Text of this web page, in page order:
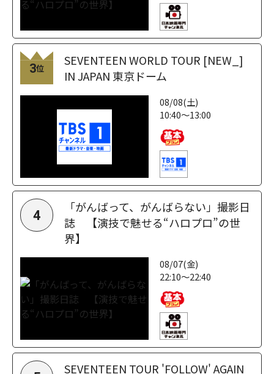
3位
SEVENTEEN WORLD TOUR [NEW_]
IN JAPAN 東京ドーム
08/08(土)
10:40～13:00
4
「がんばって、がんばらない」撮影日
誌 【演技で魅せる“ハロプロ”の世
界】
08/07(金)
22:10～22:40
SEVENTEEN TOUR 'FOLLOW' AGAIN